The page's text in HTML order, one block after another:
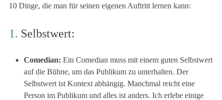
10 Dinge, die man für seinen eigenen Auftritt lernen kann:
1. Selbstwert:
Comedian: Ein Comedian muss mit einem guten Selbstwert
auf die Bühne, um das Publikum zu unterhalten. Der
Selbstwert ist Kontext abhängig. Manchmal reicht eine
Person im Publikum und alles ist anders. Ich erlebe einige